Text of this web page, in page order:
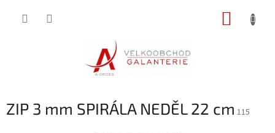
ZIP 3 mm SPIRÁLA NEDĚL 22 cm 115